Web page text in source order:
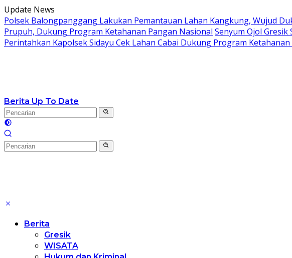
Langsung
ke
konten
Update News
Polsek Balongpanggang Lakukan Pemantauan Lahan Kangkung, Wujud
Prupuh, Dukung Program Ketahanan Pangan Nasional Senyum Ojol Gresik
Perintahkan Kapolsek Sidayu Cek Lahan Cabai Dukung Program Ketahanan
Berita Up To Date
Berita
Gresik
WISATA